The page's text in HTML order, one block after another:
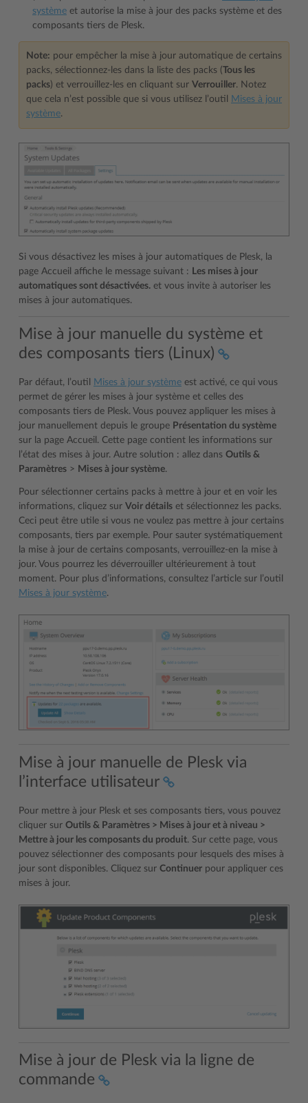
système et autorise la mise à jour des packs système et des
composants tiers de Plesk.
Note: pour empêcher la mise à jour automatique de certains
packs, sélectionnez-les dans la liste des packs (Tous les
packs) et verrouillez-les en cliquant sur Verrouiller. Notez
que cela n’est possible que si vous utilisez l’outil
Mises à jour
système.
Si vous désactivez les mises à jour automatiques de Plesk, la
page Accueil affiche le message suivant : Les mises à jour
automatiques sont désactivées. et vous invite à autoriser les
mises à jour automatiques.
Mise à jour manuelle du système et
des composants tiers (Linux)
Par défaut, l’outil Mises à jour système est activé, ce qui vous
permet de gérer les mises à jour système et celles des
composants tiers de Plesk. Vous pouvez appliquer les mises à
jour manuellement depuis le groupe Présentation du système
sur la page Accueil. Cette page contient les informations sur
l’état des mises à jour. Autre solution : allez dans Outils &
Paramètres > Mises à jour système.
Pour sélectionner certains packs à mettre à jour et en voir les
informations, cliquez sur Voir détails et sélectionnez les packs.
Ceci peut être utile si vous ne voulez pas mettre à jour certains
composants, tiers par exemple. Pour sauter systématiquement
la mise à jour de certains composants, verrouillez-en la mise à
jour. Vous pourrez les déverrouiller ultérieurement à tout
moment. Pour plus d’informations, consultez l’article sur l’outil
Mises à jour système.
Mise à jour manuelle de Plesk via
l’interface utilisateur
Pour mettre à jour Plesk et ses composants tiers, vous pouvez
cliquer sur Outils & Paramètres > Mises à jour et à niveau >
Mettre à jour les composants du produit. Sur cette page, vous
pouvez sélectionner des composants pour lesquels des mises à
jour sont disponibles. Cliquez sur Continuer pour appliquer ces
mises à jour.
Mise à jour de Plesk via la ligne de
commande